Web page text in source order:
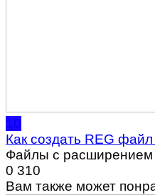
10
Как создать REG
Файлы с расширением
0 310
Вам также может